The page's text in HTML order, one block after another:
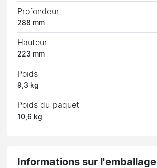
Profondeur
288 mm
Hauteur
223 mm
Poids
9,3 kg
Poids du paquet
10,6 kg
Informations sur l'emballage